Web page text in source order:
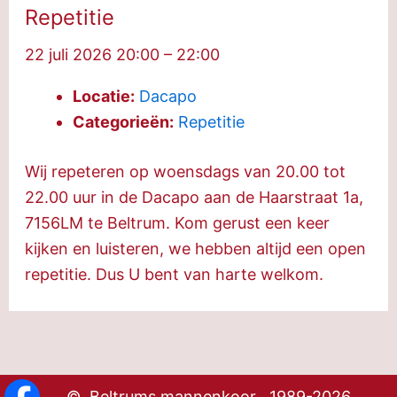
Repetitie
22 juli 2026 20:00– 22:00
Locatie: Dacapo
Categorieën: Repetitie
Wij repeteren op woensdags van 20.00 tot
22.00 uur in de Dacapo aan de Haarstraat 1a,
7156LM te Beltrum. Kom gerust een keer
kijken en luisteren, we hebben altijd een open
repetitie. Dus U bent van harte welkom.